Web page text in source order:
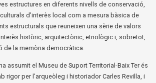
estructures en diferents nivells de conservació,
d’interès local com a mesura bàsica de
estructurals que reuneixen una sèrie de valors
històric, arquitectònic, etnològic i, sobretot,
de la memòria democràtica.
assumit el Museu de Suport Territorial-Baix Ter és
rigor per l’arqueòleg i historiador Carles Revilla, i